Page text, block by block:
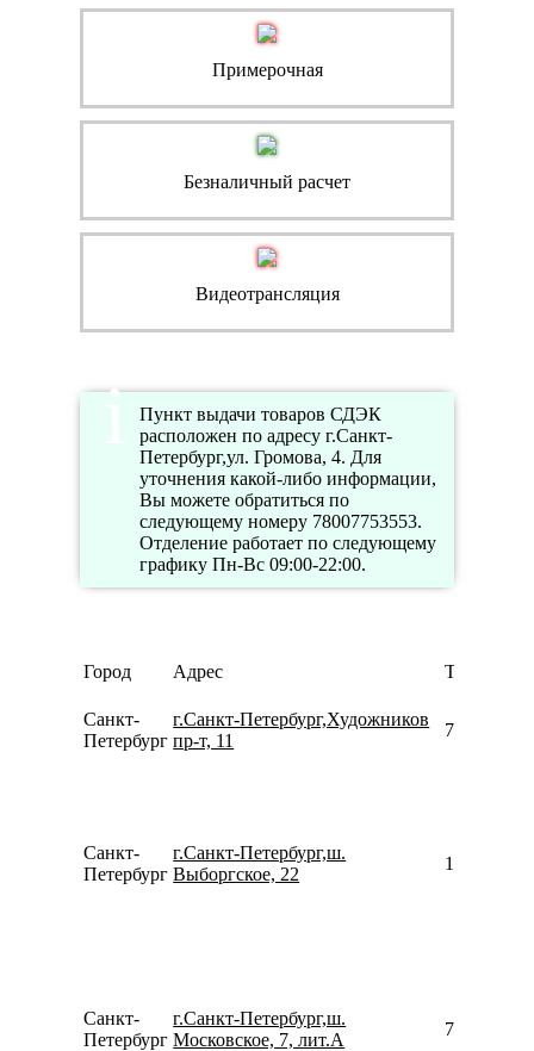
Примерочная
Безналичный расчет
Видеотрансляция
Пункт выдачи товаров СДЭК
расположен по адресу г.Санкт-
Петербург,ул. Громова, 4. Для
уточнения какой-либо информации,
Вы можете обратиться по
следующему номеру 78007753553.
Отделение работает по следующему
графику Пн-Вс 09:00-22:00.
Город Адрес Телефон
Санкт-
Петербург
г.Санкт-Петербург,Художников
пр-т, 11
Санкт-
Петербург
г.Санкт-Петербург,ш.
Выборгское, 22
Санкт-
Петербург
г.Санкт-Петербург,ш.
Московское, 7, лит.А